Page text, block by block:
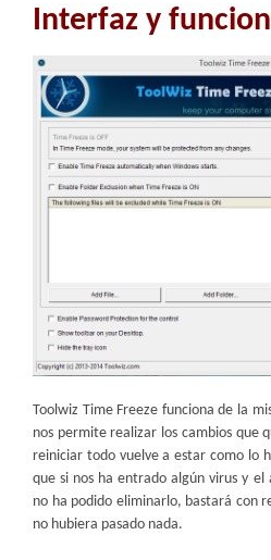
Interfaz y
Toolwiz Time Freeze funciona de la
nos permite realizar los cambios que
reiniciar todo vuelve a estar como lo
que si nos ha entrado algún virus y
no ha podido eliminarlo, bastará con
no hubiera pasado nada.